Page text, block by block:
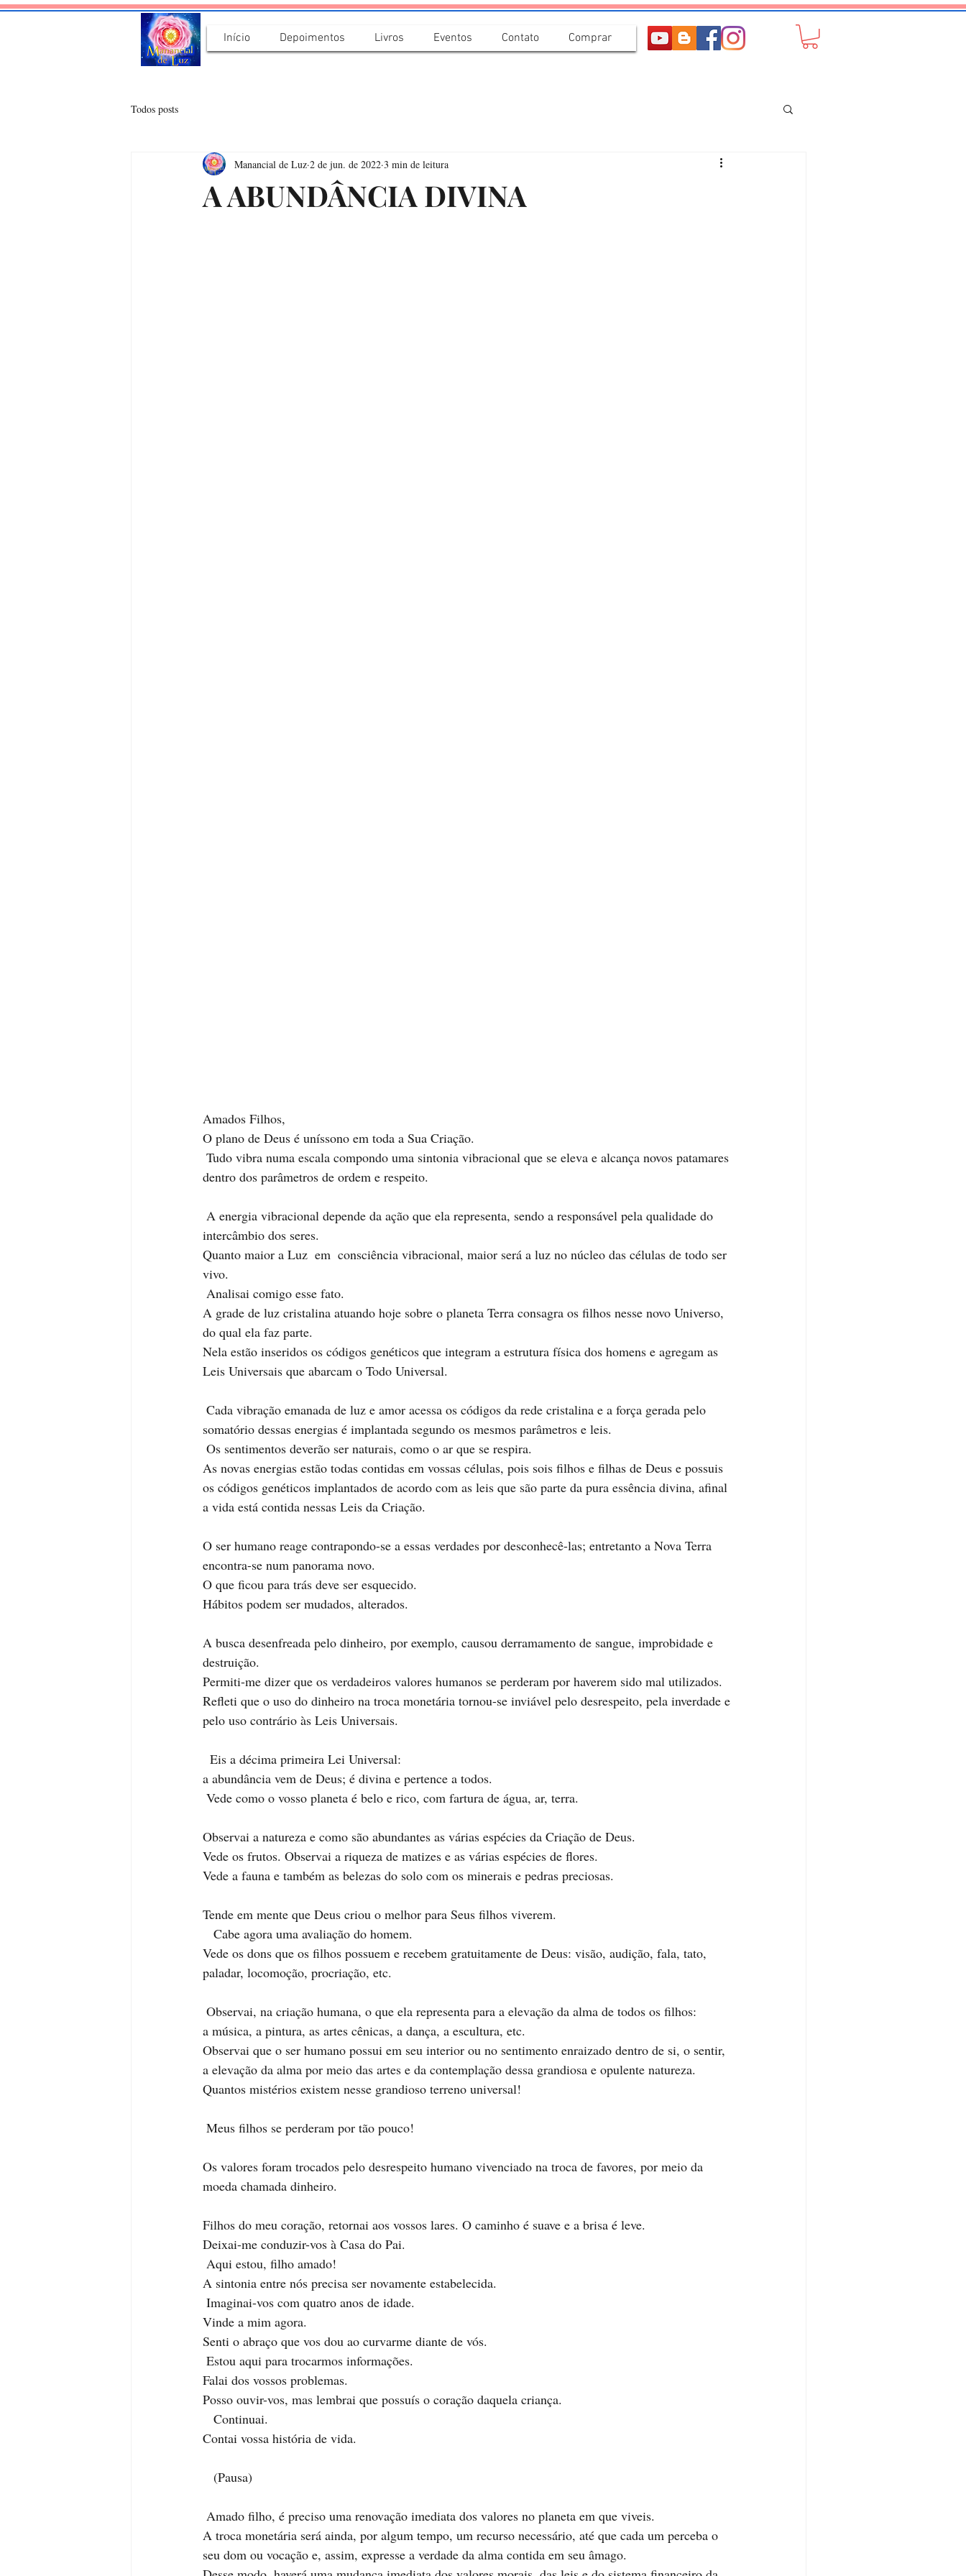
Início Depoimentos Livros Eventos Contato Comprar
Todos posts
A ABUNDÂNCIA DIVINA
Manancial de Luz 2 de jun. de 2022 3 min de leitura
Amados Filhos,
O plano de Deus é uníssono em toda a Sua Criação.
dentro dos parâmetros de ordem e respeito.
intercâmbio dos seres.
Quanto maior a Luz  em  consciência vibracional, maior será a luz no núcleo das células de todo ser
vivo.
Analisai comigo esse fato.
A grade de luz cristalina atuando hoje sobre o planeta Terra consagra os filhos nesse novo Universo,
do qual ela faz parte.
Nela estão inseridos os códigos genéticos que integram a estrutura física dos homens e agregam as
Leis Universais que abarcam o Todo Universal.
somatório dessas energias é implantada segundo os mesmos parâmetros e leis.
Os sentimentos deverão ser naturais, como o ar que se respira.
As novas energias estão todas contidas em vossas células, pois sois filhos e filhas de Deus e possuis
os códigos genéticos implantados de acordo com as leis que são parte da pura essência divina, afinal
a vida está contida nessas Leis da Criação.
O ser humano reage contrapondo-se a essas verdades por desconhecê-las; entretanto a Nova Terra
encontra-se num panorama novo.
O que ficou para trás deve ser esquecido.
Hábitos podem ser mudados, alterados.
A busca desenfreada pelo dinheiro, por exemplo, causou derramamento de sangue, improbidade e
destruição.
Permiti-me dizer que os verdadeiros valores humanos se perderam por haverem sido mal utilizados.
Refleti que o uso do dinheiro na troca monetária tornou-se inviável pelo desrespeito, pela inverdade e
pelo uso contrário às Leis Universais.
  Eis a décima primeira Lei Universal:
a abundância vem de Deus; é divina e pertence a todos.
Vede como o vosso planeta é belo e rico, com fartura de água, ar, terra.
Observai a natureza e como são abundantes as várias espécies da Criação de Deus.
Vede os frutos. Observai a riqueza de matizes e as várias espécies de flores.
Vede a fauna e também as belezas do solo com os minerais e pedras preciosas.
Tende em mente que Deus criou o melhor para Seus filhos viverem.
   Cabe agora uma avaliação do homem.
Vede os dons que os filhos possuem e recebem gratuitamente de Deus: visão, audição, fala, tato,
paladar, locomoção, procriação, etc.
Observai, na criação humana, o que ela representa para a elevação da alma de todos os filhos:
a música, a pintura, as artes cênicas, a dança, a escultura, etc.
Observai que o ser humano possui em seu interior ou no sentimento enraizado dentro de si, o sentir,
a elevação da alma por meio das artes e da contemplação dessa grandiosa e opulente natureza.
Quantos mistérios existem nesse grandioso terreno universal!
Meus filhos se perderam por tão pouco!
Os valores foram trocados pelo desrespeito humano vivenciado na troca de favores, por meio da
moeda chamada dinheiro.
Filhos do meu coração, retornai aos vossos lares. O caminho é suave e a brisa é leve.
Deixai-me conduzir-vos à Casa do Pai.
Aqui estou, filho amado!
A sintonia entre nós precisa ser novamente estabelecida.
Imaginai-vos com quatro anos de idade.
Vinde a mim agora.
Senti o abraço que vos dou ao curvarme diante de vós.
Estou aqui para trocarmos informações.
Falai dos vossos problemas.
Posso ouvir-vos, mas lembrai que possuís o coração daquela criança.
   Continuai.
Contai vossa história de vida.
   (Pausa)
Amado filho, é preciso uma renovação imediata dos valores no planeta em que viveis.
A troca monetária será ainda, por algum tempo, um recurso necessário, até que cada um perceba o
seu dom ou vocação e, assim, expresse a verdade da alma contida em seu âmago.